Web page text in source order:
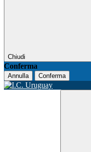
Chiudi
Conferma
Annulla Conferma